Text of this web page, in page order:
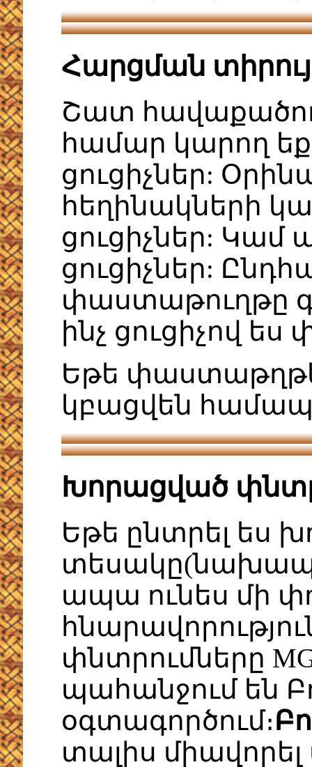
Հարցման
Շատ
համար կարող
ցուցիչներ:
հեղինակների
ցուցիչներ:
ցուցիչներ:
փաստաթուղթը
ինչ ցուցիչով ես
Եթե
կբացվեն
Խորացված
Եթե ընտրել ես
ապա ունես մի
փնտրումները
պահանջում են
օգտագործում։
տալիս